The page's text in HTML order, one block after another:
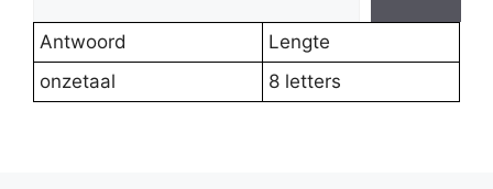
Antwoord
Lengte
onzetaal
8 letters